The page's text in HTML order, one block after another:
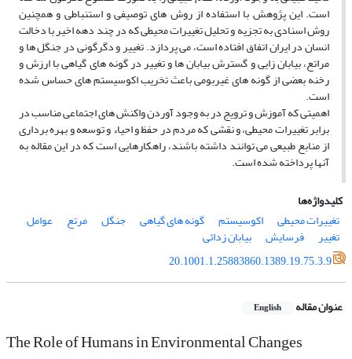
است. این پژوهش با استفاده از روش‏ هاى توصیفى و استنباطى و همچنین
روش اسنادى به تجزیه و تحلیل تغییرات محیطى که در چند دهه اخیر با دخالت
انسان در ایران اتفاق افتاده است، مى‏ پردازد. تغییر و دگرگونى در جنگل ها و
مراتع، بیابان‏ زایى و گسترش بیابان ها و تغییر در گونه‏ هاى گیاهى با ارزش و
رخنه بعضى از گونه‏ هاى غیربومى باعث تخریب اکوسیستم هاى حساس شده
است.
اهمیتى که آموزش و ترویج در به وجود آوردن واکنش ‏هاى اجتماعى مناسب در
برابر تغییرات محیطى، و نقشى که مردم در حفظ و احیاء و توسعه و بهره ‏بردارى
از منابع طبیعى مى‏ توانند داشته باشند، راهکارهایى است که در این مقاله به
آنها پرداخته شده است.
کلیدواژه‌ها
تغییرات محیطى
اکوسیستم گونه ‏هاى گیاهى جنگل مرتع عوامل
تغییر فرسایش
بیابان زدائى
20.1001.1.25883860.1389.19.75.3.9
عنوان مقاله English
The Role of Humans in Environmental Changes